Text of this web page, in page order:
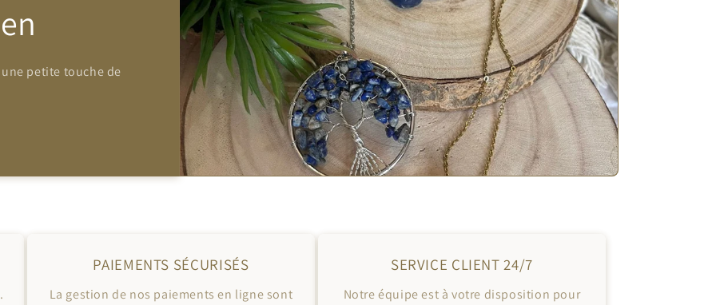
petite touche de
PAIEMENTS SÉCURISÉS
La gestion de nos paiements en ligne sont
SERVICE CLIENT 24/7
Notre équipe est à votre disposition pour